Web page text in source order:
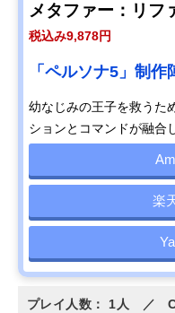
メタファー：リフ
税込み9,878円
「ペルソナ5」制
幼なじみの王子を救うた
ションとコマンドが融合
楽
プレイ人数： 1人 ／